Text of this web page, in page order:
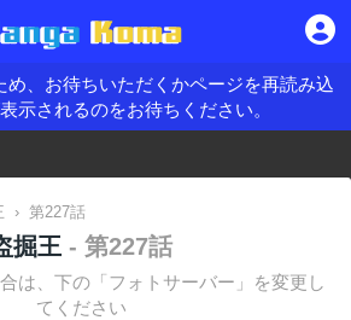
め、お待ちいただくかページを再読み込
示されるのをお待ちください。
› 第227話
掘王 - 第227話
は、下の「フォトサーバー」を変更し
てください